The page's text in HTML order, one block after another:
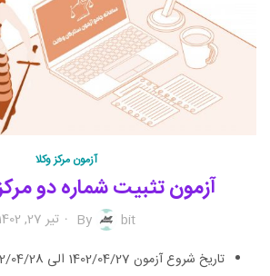
آزمون مرکز وکلا
آزمون تثبیت شماره دو مرکز
By bit
تیر 27, 1402
تاریخ شروع آزمون 1402/04/27 الی 1402/04/28 می باشد.